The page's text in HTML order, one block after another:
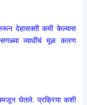
देहासक्ती कमी केल्यास
सगळ्या व्याधींचं मूळ कारण
समजून घेतले. प्रक्रिया कशी